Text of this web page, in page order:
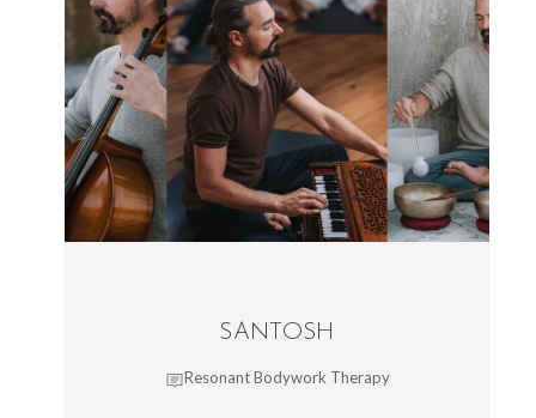
SANTOSH
Resonant Bodywork Therapy